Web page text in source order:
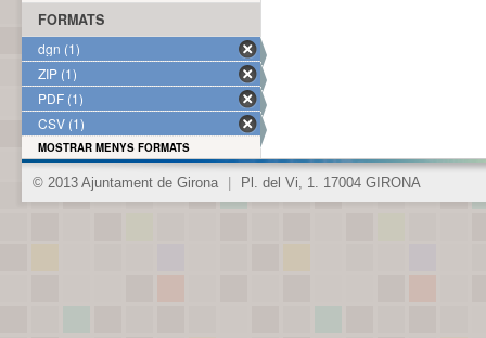
FORMATS
dgn (1)
ZIP (1)
PDF (1)
CSV (1)
MOSTRAR MENYS FORMATS
© 2013 Ajuntament de Girona Pl. del Vi, 1. 17004 GIRONA